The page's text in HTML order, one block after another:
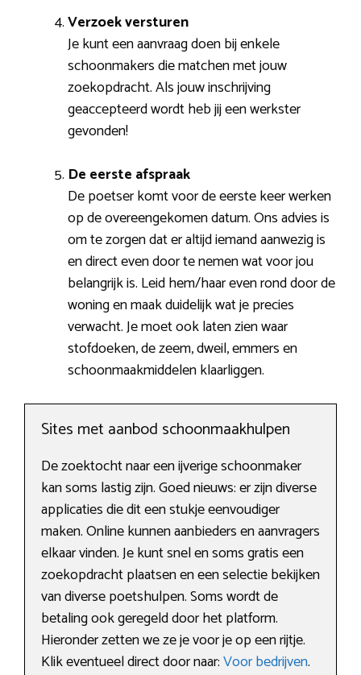
Verzoek versturen
Je kunt een aanvraag doen bij enkele
schoonmakers die matchen met jouw
zoekopdracht. Als jouw inschrijving
geaccepteerd wordt heb jij een werkster
gevonden!
De eerste afspraak
De poetser komt voor de eerste keer werken
op de overeengekomen datum. Ons advies is
om te zorgen dat er altijd iemand aanwezig is
en direct even door te nemen wat voor jou
belangrijk is. Leid hem/haar even rond door de
woning en maak duidelijk wat je precies
verwacht. Je moet ook laten zien waar
stofdoeken, de zeem, dweil, emmers en
schoonmaakmiddelen klaarliggen.
Sites met aanbod schoonmaakhulpen
De zoektocht naar een ijverige schoonmaker
kan soms lastig zijn. Goed nieuws: er zijn diverse
applicaties die dit een stukje eenvoudiger
maken. Online kunnen aanbieders en aanvragers
elkaar vinden. Je kunt snel en soms gratis een
zoekopdracht plaatsen en een selectie bekijken
van diverse poetshulpen. Soms wordt de
betaling ook geregeld door het platform.
Hieronder zetten we ze je voor je op een rijtje.
Klik eventueel direct door naar:Voor bedrijven.